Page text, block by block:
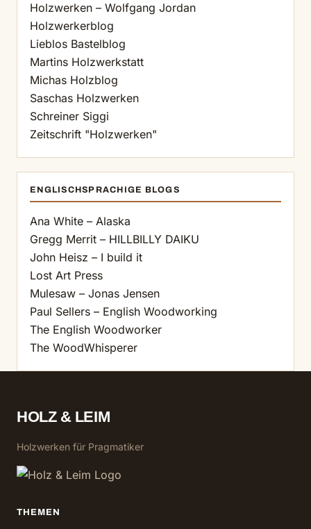
Holzwerken – Wolfgang Jordan
Holzwerkerblog
Lieblos Bastelblog
Martins Holzwerkstatt
Michas Holzblog
Saschas Holzwerken
Schreiner Siggi
Zeitschrift "Holzwerken"
ENGLISCHSPRACHIGE BLOGS
Ana White – Alaska
Gregg Merrit – HILLBILLY DAIKU
John Heisz – I build it
Lost Art Press
Mulesaw – Jonas Jensen
Paul Sellers – English Woodworking
The English Woodworker
The WoodWhisperer
HOLZ & LEIM
Holzwerken für Pragmatiker
THEMEN